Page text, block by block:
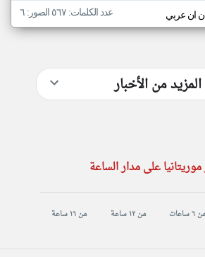
ان عربي عدد الكلمات: ٥٦٧ الصور: ٦
المزيد من الأخبار
موريتانيا على مدار الساعة
من ٦ ساعات من ١٢ ساعة من ١٦ ساعة